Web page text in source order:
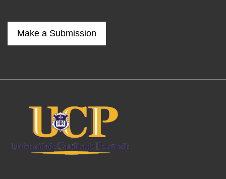
Make a Submission